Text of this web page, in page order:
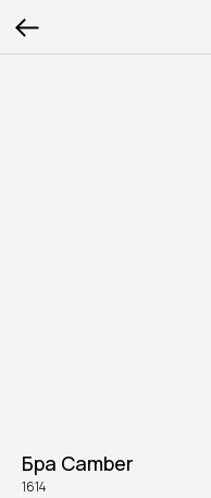
Бра Camber
1614